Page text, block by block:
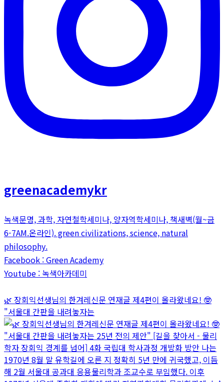
greenacademykr
녹색문명, 과학, 자연철학세미나, 양자역학세미나, 책새벽(월~금
6-7AM.온라인). green civilizations, science, natural
philosophy.
Facebook : Green Academy
Youtube : 녹색아카데미
🌿 장회익선생님의 한겨레신문 연재글 제4편이 올라왔네요! 🤓
"서울대 간판을 내려놓자는